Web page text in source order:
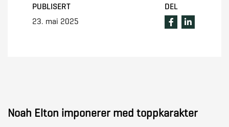
PUBLISERT
23. mai 2025
DEL
Noah Elton imponerer med toppkarakter